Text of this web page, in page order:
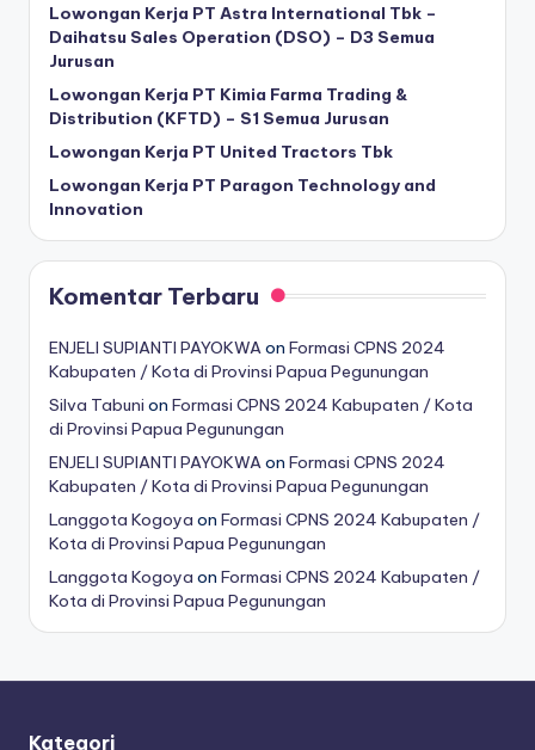
Lowongan Kerja PT Astra International Tbk –
Daihatsu Sales Operation (DSO) – D3 Semua
Jurusan
Lowongan Kerja PT Kimia Farma Trading &
Distribution (KFTD) – S1 Semua Jurusan
Lowongan Kerja PT United Tractors Tbk
Lowongan Kerja PT Paragon Technology and
Innovation
Komentar Terbaru
ENJELI SUPIANTI PAYOKWAon Formasi CPNS 2024
Kabupaten / Kota di Provinsi Papua Pegunungan
Silva Tabuni on Formasi CPNS 2024 Kabupaten / Kota
di Provinsi Papua Pegunungan
ENJELI SUPIANTI PAYOKWAon Formasi CPNS 2024
Kabupaten / Kota di Provinsi Papua Pegunungan
Langgota Kogoya on Formasi CPNS 2024 Kabupaten /
Kota di Provinsi Papua Pegunungan
Langgota Kogoya on Formasi CPNS 2024 Kabupaten /
Kota di Provinsi Papua Pegunungan
Kategori